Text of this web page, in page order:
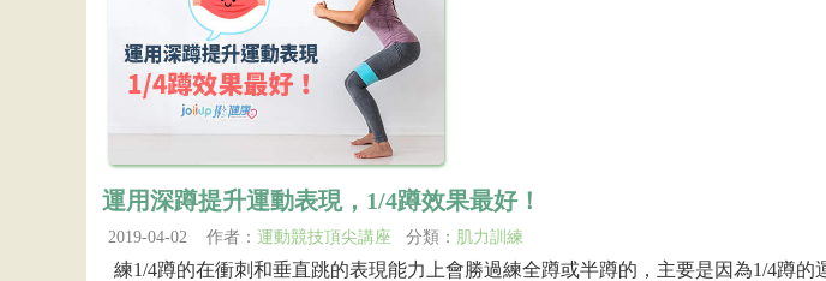
運用深蹲提升運動表現，1/4蹲效果最好！
2019-04-02 作者： 運動競技頂尖講座 分類： 肌力訓練
練1/4蹲的在衝刺和垂直跳的表現能力上會勝過練全蹲或半蹲的，主要是因為1/4蹲的